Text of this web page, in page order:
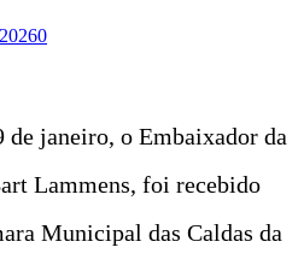
0
de janeiro, o Embaixador da
Lammens, foi recebido
Municipal das Caldas da